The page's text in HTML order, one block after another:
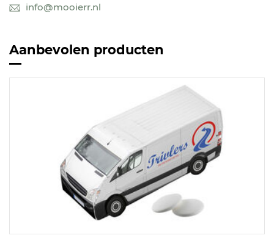
info@mooierr.nl
Aanbevolen producten